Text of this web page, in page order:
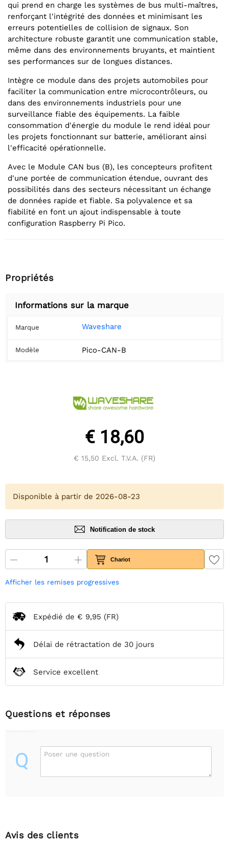
qui prend en charge les systèmes de bus multi-maîtres,
renforçant l'intégrité des données et minimisant les
erreurs potentielles de collision de signaux. Son
architecture robuste garantit une communication stable,
même dans des environnements bruyants, et maintient
ses performances sur de longues distances.
Intègre ce module dans des projets automobiles pour
faciliter la communication entre microcontrôleurs, ou
dans des environnements industriels pour une
surveillance fiable des équipements. La faible
consommation d'énergie du module le rend idéal pour
les projets fonctionnant sur batterie, améliorant ainsi
l'efficacité opérationnelle.
Avec le Module CAN bus (B), les concepteurs profitent
d'une portée de communication étendue, ouvrant des
possibilités dans des secteurs nécessitant un échange
de données rapide et fiable. Sa polyvalence et sa
fiabilité en font un ajout indispensable à toute
configuration Raspberry Pi Pico.
Propriétés
Informations sur la marque
Marque Waveshare
Modèle Pico-CAN-B
€ 18,60
€ 15,50 Excl. T.V.A. (FR)
Disponible à partir de 2026-08-23
Notification de stock
Chariot
Afficher les remises progressives
Expédié de € 9,95 (FR)
Délai de rétractation de 30 jours
Service excellent
Questions et réponses
Q Poser une question
Avis des clients